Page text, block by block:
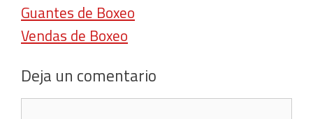
Guantes de Boxeo
Vendas de Boxeo
Deja un comentario